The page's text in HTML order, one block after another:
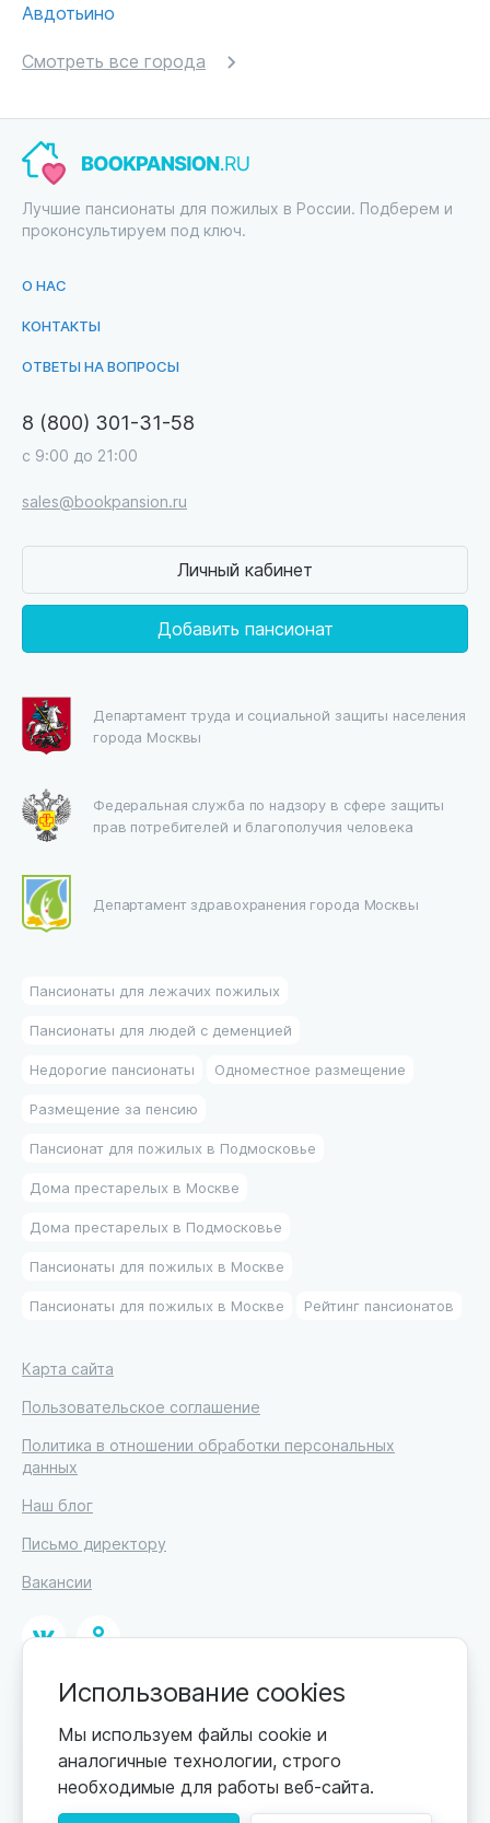
Авдотьино
Смотреть все города
Лучшие пансионаты для пожилых в России. Подберем и
проконсультируем под ключ.
О НАС
КОНТАКТЫ
ОТВЕТЫ НА ВОПРОСЫ
8 (800) 301-31-58
с 9:00 до 21:00
sales@bookpansion.ru
Личный кабинет
Добавить пансионат
Департамент труда и социальной защиты населения
города Москвы
Федеральная служба по надзору в сфере защиты
прав потребителей и благополучия человека
Департамент здравохранения города Москвы
Пансионаты для лежачих пожилых
Пансионаты для людей с деменцией
Недорогие пансионаты Одноместное размещение
Размещение за пенсию
Пансионат для пожилых в Подмосковье
Дома престарелых в Москве
Дома престарелых в Подмосковье
Пансионаты для пожилых в Москве
Пансионаты для пожилых в Москве Рейтинг пансионатов
Карта сайта
Пользовательское соглашение
Политика в отношении обработки персональных
данных
Наш блог
Письмо директору
Вакансии
© 2026. Москва, ул. Кржижановского, 29, корп. 1.
ИП Высоцкий Дмитрий Петрович, ИНН 233610721148
Цены обновляются по мере поступления новой
информации. Точную стоимость уточняйте у
пансионата. Информация, предоставленная на сайте,
Использование cookies
Мы используем файлы cookie и
аналогичные технологии, строго
необходимые для работы веб-сайта.